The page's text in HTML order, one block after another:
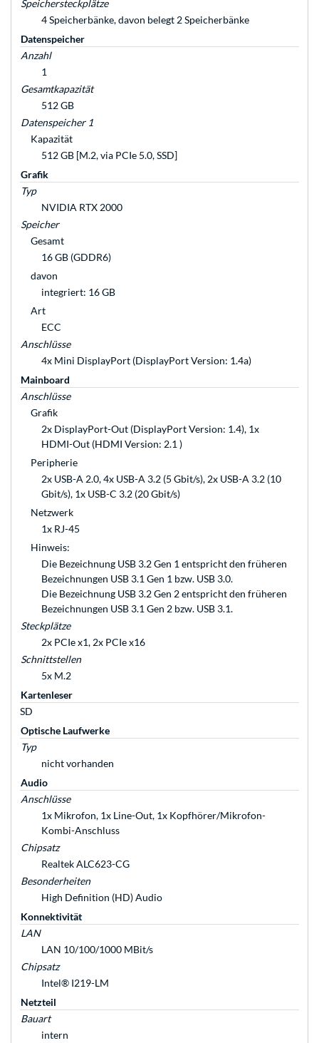
Speichersteckplätze
4 Speicherbänke, davon belegt 2 Speicherbänke
Datenspeicher
Anzahl
1
Gesamtkapazität
512 GB
Datenspeicher 1
Kapazität
512 GB [M.2, via PCIe 5.0, SSD]
Grafik
Typ
NVIDIA RTX 2000
Speicher
Gesamt
16 GB (GDDR6)
davon
integriert: 16 GB
Art
ECC
Anschlüsse
4x Mini DisplayPort (DisplayPort Version: 1.4a)
Mainboard
Anschlüsse
Grafik
2x DisplayPort-Out (DisplayPort Version: 1.4), 1x
HDMI-Out (HDMI Version: 2.1 )
Peripherie
2x USB-A 2.0, 4x USB-A 3.2 (5 Gbit/s), 2x USB-A 3.2 (10
Gbit/s), 1x USB-C 3.2 (20 Gbit/s)
Netzwerk
1x RJ-45
Hinweis:
Die Bezeichnung USB 3.2 Gen 1 entspricht den früheren
Bezeichnungen USB 3.1 Gen 1 bzw. USB 3.0.
Die Bezeichnung USB 3.2 Gen 2 entspricht den früheren
Bezeichnungen USB 3.1 Gen 2 bzw. USB 3.1.
Steckplätze
2x PCIe x1, 2x PCIe x16
Schnittstellen
5x M.2
Kartenleser
SD
Optische Laufwerke
Typ
nicht vorhanden
Audio
Anschlüsse
1x Mikrofon, 1x Line-Out, 1x Kopfhörer/Mikrofon-
Kombi-Anschluss
Chipsatz
Realtek ALC623-CG
Besonderheiten
High Definition (HD) Audio
Konnektivität
LAN
LAN 10/100/1000 MBit/s
Chipsatz
Intel® I219-LM
Netzteil
Bauart
intern